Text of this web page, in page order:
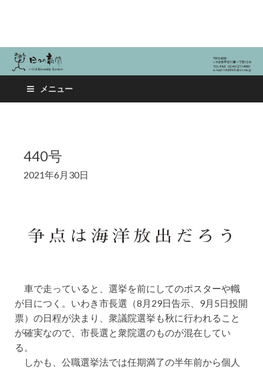
日々の新聞
メニュー
440号
2021年6月30日
車で走っていると、選挙を前にしてのポスターや幟
が目につく。いわき市長選（8月29日告示、9月5日投開
票）の日程が決まり、衆議院選挙も秋に行われること
が確実なので、市長選と衆院選のものが混在してい
る。
しかも、公職選挙法では任期満了の半年前から個人